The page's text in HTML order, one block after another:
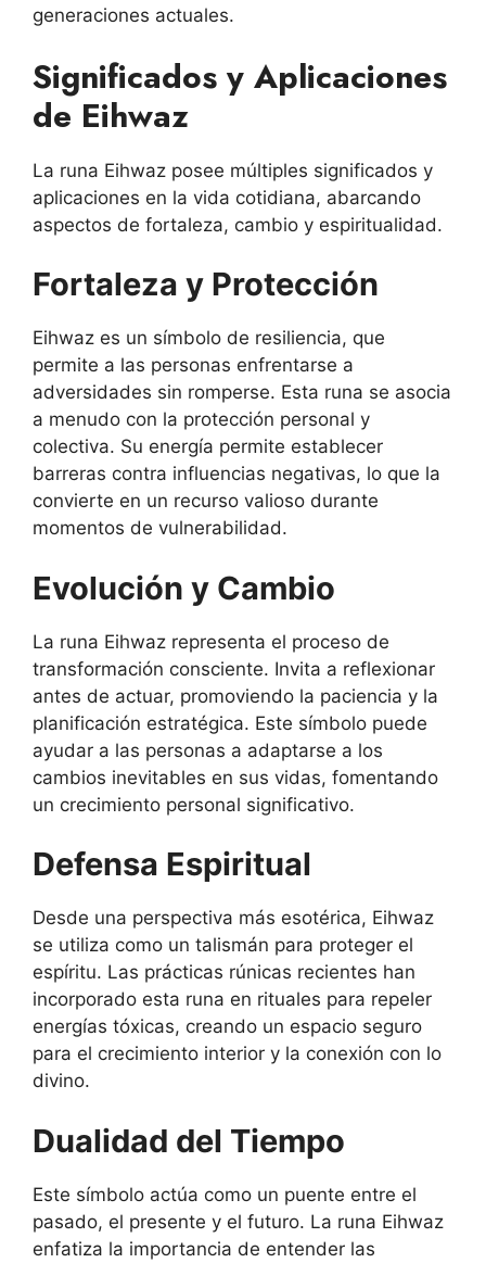
Runa EIHWAZ:
Significado y Poder en
la Mitología Nórdica
generaciones actuales.
Significados y Aplicaciones
de Eihwaz
La runa Eihwaz posee múltiples significados y
aplicaciones en la vida cotidiana, abarcando
aspectos de fortaleza, cambio y espiritualidad.
Fortaleza y Protección
Eihwaz es un símbolo de resiliencia, que
permite a las personas enfrentarse a
adversidades sin romperse. Esta runa se asocia
a menudo con la protección personal y
colectiva. Su energía permite establecer
barreras contra influencias negativas, lo que la
convierte en un recurso valioso durante
momentos de vulnerabilidad.
Evolución y Cambio
La runa Eihwaz representa el proceso de
transformación consciente. Invita a reflexionar
antes de actuar, promoviendo la paciencia y la
planificación estratégica. Este símbolo puede
ayudar a las personas a adaptarse a los
cambios inevitables en sus vidas, fomentando
un crecimiento personal significativo.
Defensa Espiritual
Desde una perspectiva más esotérica, Eihwaz
se utiliza como un talismán para proteger el
espíritu. Las prácticas rúnicas recientes han
incorporado esta runa en rituales para repeler
energías tóxicas, creando un espacio seguro
para el crecimiento interior y la conexión con lo
divino.
Dualidad del Tiempo
Este símbolo actúa como un puente entre el
pasado, el presente y el futuro. La runa Eihwaz
enfatiza la importancia de entender las